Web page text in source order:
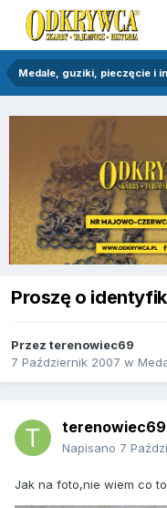
Medale, guziki, pieczęcie i
Proszę o
Przez terenowiec69
7 Październik 2007 w
terenowiec69
Napisano 7
Jak na foto,nie wiem co